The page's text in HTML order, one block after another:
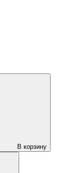
В корзину